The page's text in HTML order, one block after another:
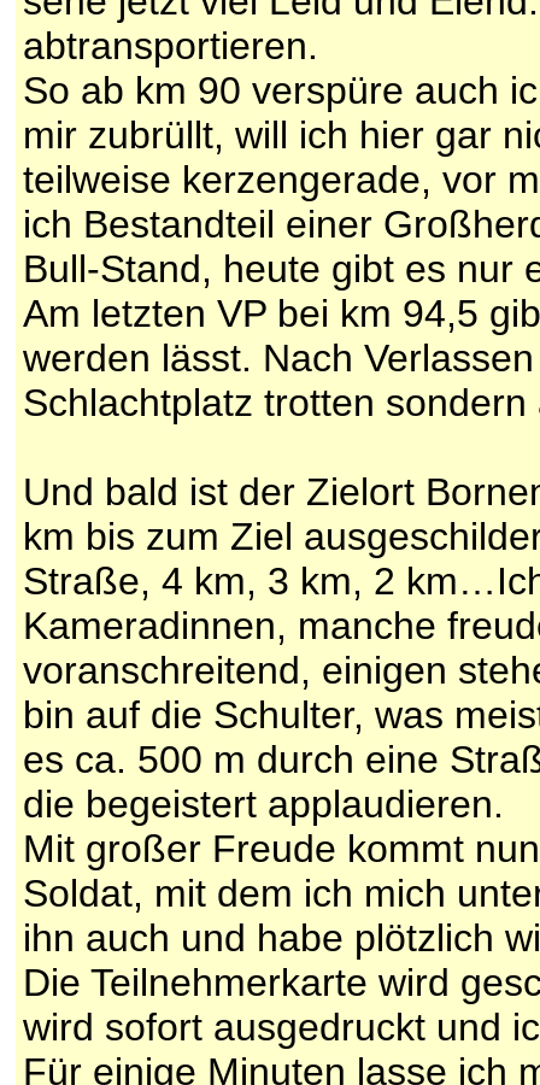
abtransportieren.
So ab km 90 verspüre auch
mir zubrüllt, will ich hier gar
teilweise kerzengerade, vor
ich Bestandteil einer
Bull-Stand, heute gibt es nur
Am letzten VP bei km 94,5
werden lässt. Nach
Schlachtplatz trotten
Und bald ist der Zielort
km bis zum Ziel
Straße, 4 km, 3 km, 2
Kameradinnen, manche
voranschreitend, einigen
bin auf die Schulter, was
es ca. 500 m durch eine
die begeistert applaudieren.
Mit großer Freude kommt
Soldat, mit dem ich mich
ihn auch und habe plötzlich
Die Teilnehmerkarte wird
wird sofort ausgedruckt und
Für einige Minuten lasse ich